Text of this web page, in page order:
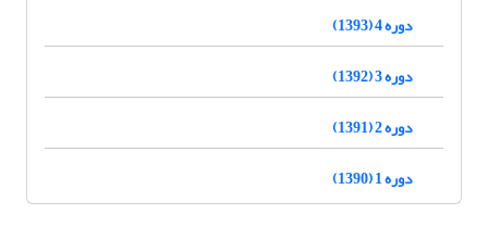
دوره 4 (1393)
دوره 3 (1392)
دوره 2 (1391)
دوره 1 (1390)